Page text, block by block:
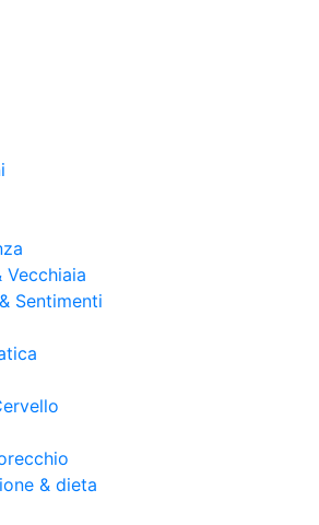
Vecchiaia
Sentimenti
& dieta